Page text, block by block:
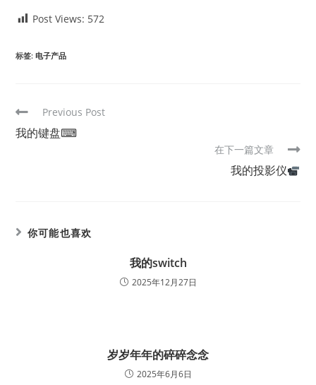
Post Views: 572
标签:电子产品
Previous Post
我的键盘⌨
在下一篇文章
我的投影仪
你可能也喜欢
我的switch
2025年12月27日
岁岁年年的碎碎念念
2025年6月6日